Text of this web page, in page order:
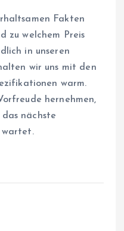
Fakten
zu welchem Preis
in unseren
wir uns mit den
warm.
hernehmen,
nächste
wartet.